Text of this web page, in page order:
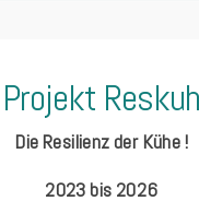
Projekt Reskuh
Die Resilienz der Kühe !
2023 bis 2026